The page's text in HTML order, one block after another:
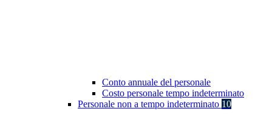
Conto annuale del personale
Costo personale tempo indeterminato
Personale non a tempo indeterminato 10